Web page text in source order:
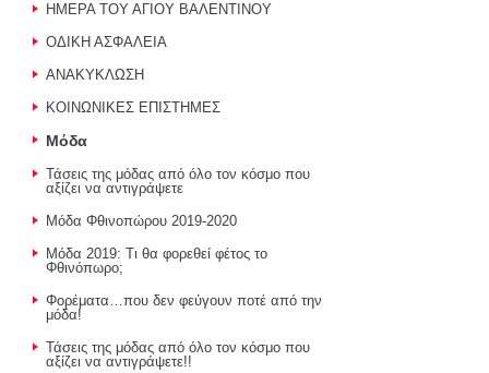
ΗΜΕΡΑ ΤΟΥ ΑΓΙΟΥ ΒΑΛΕΝΤΙΝΟΥ
ΟΔΙΚΗ ΑΣΦΑΛΕΙΑ
ΑΝΑΚΥΚΛΩΣΗ
ΚΟΙΝΩΝΙΚΕΣ ΕΠΙΣΤΗΜΕΣ
Μόδα
Τάσεις της μόδας από όλο τον κόσμο που
αξίζει να αντιγράψετε
Μόδα Φθινοπώρου 2019-2020
Μόδα 2019: Τι θα φορεθεί φέτος το
Φθινόπωρο;
Φορέματα…που δεν φεύγουν ποτέ από την
μόδα!
Τάσεις της μόδας από όλο τον κόσμο που
αξίζει να αντιγράψετε!!